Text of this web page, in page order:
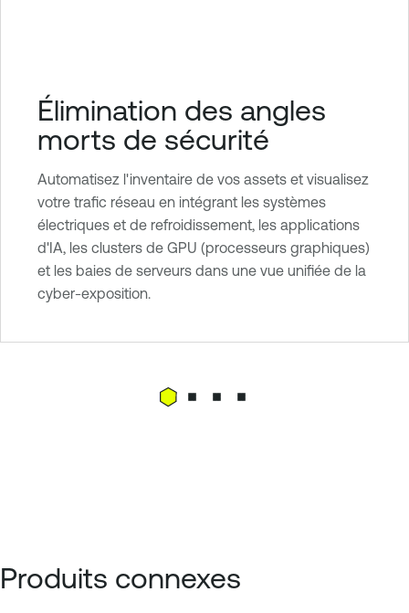
Élimination des angles
morts de sécurité
Automatisez l'inventaire de vos assets et visualisez
votre trafic réseau en intégrant les systèmes
électriques et de refroidissement, les applications
d'IA, les clusters de GPU (processeurs graphiques)
et les baies de serveurs dans une vue unifiée de la
cyber-exposition.
Produits connexes